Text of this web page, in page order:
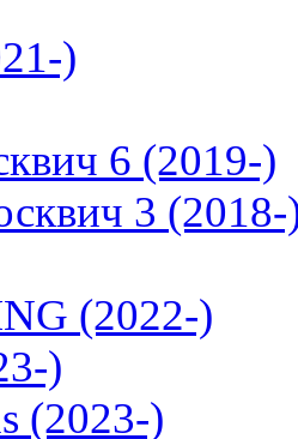
)
6 (2019-)
3 (2018-
(2022-)
)
(2023-)